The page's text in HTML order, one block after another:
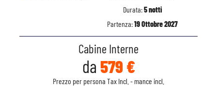
Durata:5 notti
Partenza:19 Ottobre 2027
Cabine Interne
da 579 €
Prezzo per persona Tax Incl. - mance incl.